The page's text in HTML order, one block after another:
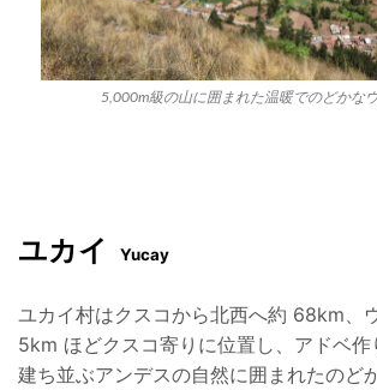
5,000m級の山に囲まれた温暖でのどかな
ユカイ Yucay
ユカイ村はクスコから北西へ約 68km、
5km ほどクスコ寄りに位置し、アドベ作
建ち並ぶアンデスの自然に囲まれたのど